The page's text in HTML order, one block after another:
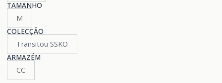
TAMANHO
M
COLECÇÃO
Transitou SSKO
ARMAZÉM
CC